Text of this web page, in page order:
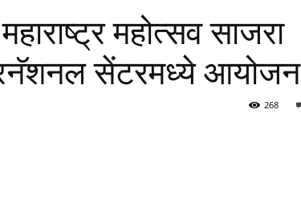
महोत्सव साजरा
सेंटरमध्ये आयोजन
268